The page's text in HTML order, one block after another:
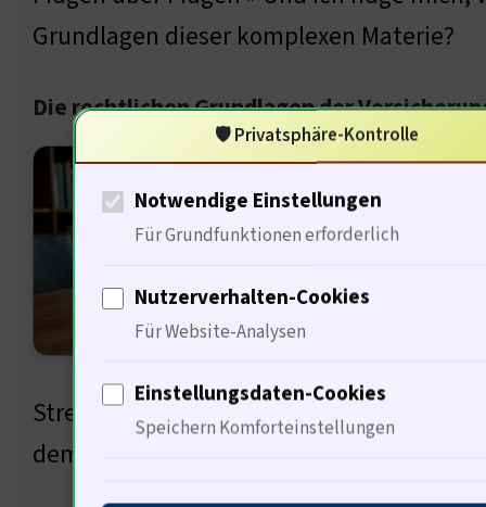
Grundlagen dieser komplexen Materie?
Die rechtlichen Grundlagen der
Der
Streitigkeiten über die Auslegung solcher
dem BGH behandelt wurden — Was wird
🛡️ Privatsphäre-Kontrolle
Notwendige Einstellungen
Für Grundfunktionen erforderlich
Nutzerverhalten-Cookies
Für Website-Analysen
Einstellungsdaten-Cookies
Speichern Komforteinstellungen